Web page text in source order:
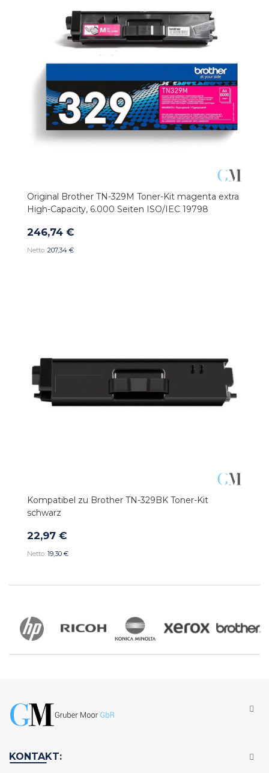
Original Brother TN-329M Toner-Kit magenta extra
High-Capacity, 6.000 Seiten ISO/IEC 19798
246,74 €
207,34 €
Kompatibel zu Brother TN-329BK Toner-Kit
schwarz
22,97 €
19,30 €
KONTAKT: